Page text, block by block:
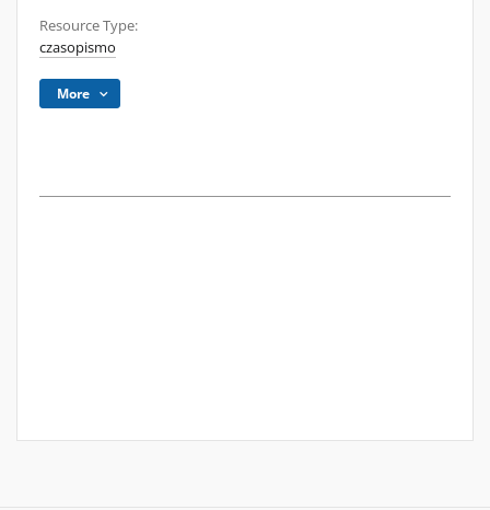
Resource Type:
czasopismo
More